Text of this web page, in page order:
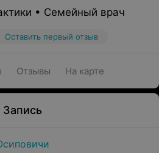
• Семейный врач
Оставить первый отзыв
Отзывы На карте
Запись